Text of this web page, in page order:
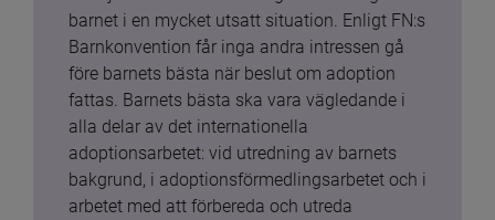
barnet i en mycket utsatt situation. Enligt FN:s
Barnkonvention får inga andra intressen gå
före barnets bästa när beslut om adoption
fattas. Barnets bästa ska vara vägledande i
alla delar av det internationella
adoptionsarbetet: vid utredning av barnets
bakgrund, i adoptionsförmedlingsarbetet och i
arbetet med att förbereda och utreda